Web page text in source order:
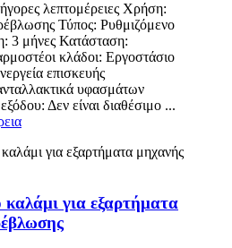
λεπτομέρειες Χρήση:
Τύπος: Ρυθμιζόμενο
3 μήνες Κατάσταση:
κλάδοι: Εργοστάσιο
επισκευής
υφασμάτων
Δεν είναι διαθέσιμο ...
καλάμι για εξαρτήματα